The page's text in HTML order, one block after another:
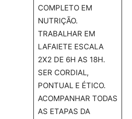
COMPLETO EM
NUTRIÇÃO.
TRABALHAR EM
LAFAIETE ESCALA
2X2 DE 6H AS 18H.
SER CORDIAL,
PONTUAL E ÉTICO.
ACOMPANHAR TODAS
AS ETAPAS DA